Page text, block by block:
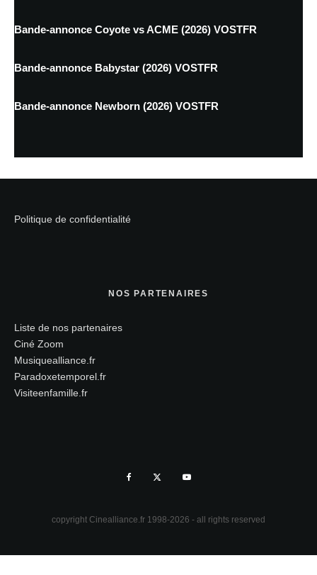
Bande-annonce Coyote vs ACME (2026) VOSTFR
Bande-annonce Babystar (2026) VOSTFR
Bande-annonce Newborn (2026) VOSTFR
Politique de confidentialité
NOS PARTENAIRES
Liste de nos partenaires
Ciné Zoom
Musiquealliance.fr
Paradoxetemporel.fr
Visiteenfamille.fr
copyright Cinealliance.fr 1998-2026 - all rights reserved